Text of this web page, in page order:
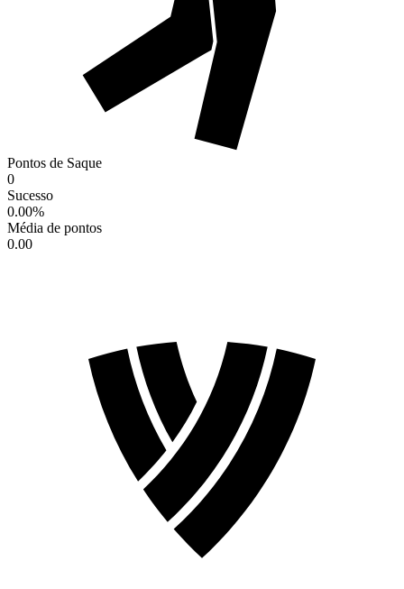
Pontos de Saque
0
Sucesso
0.00%
Média de pontos
0.00